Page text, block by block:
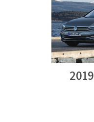
פולקסווגן פאסאט 2019